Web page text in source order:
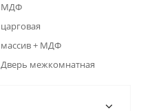
МДФ
царговая
массив + МДФ
Дверь межкомнатная